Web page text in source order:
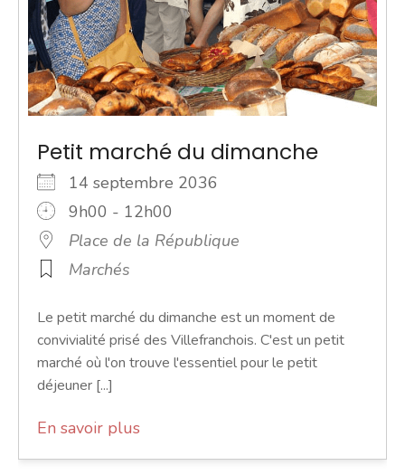
Petit marché du dimanche
14 septembre 2036
9h00 - 12h00
Place de la République
Marchés
Le petit marché du dimanche est un moment de
convivialité prisé des Villefranchois. C'est un petit
marché où l'on trouve l'essentiel pour le petit
déjeuner [...]
En savoir plus